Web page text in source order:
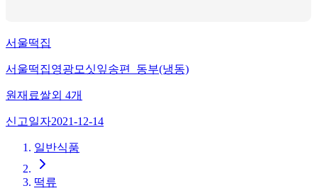
서울떡집
서울떡집영광모싯잎송편_동부(냉동)
원재료쌀외 4개
신고일자2021-12-14
일반식품
떡류